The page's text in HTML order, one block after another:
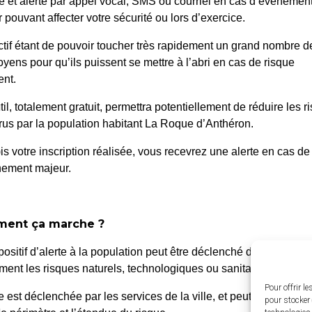
Pour offrir
pour
d’Anthéron
La Roque d’Anthéron
de 8h30
Le
de 8h30
pouvant affecter votre sécurité ou lors d’exercice.
étant de pouvoir toucher très rapidement un grand nombre
pour qu’ils puissent se mettre à l’abri en cas de risque
totalement gratuit, permettra potentiellement de réduire les
par la population habitant La Roque d’Anthéron.
votre inscription réalisée, vous recevrez une alerte en cas de
majeur.
ça marche ?
d’alerte à la population peut être déclenché dans
les risques naturels, technologiques ou sanitaires.
est déclenchée par les services de la ville, et peut être